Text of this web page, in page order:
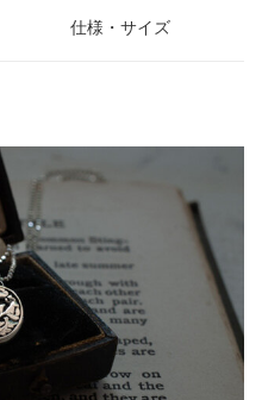
仕様・サイズ